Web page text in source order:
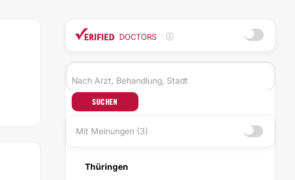
DOCTORS
SUCHEN
Mit Meinungen (3)
Thüringen